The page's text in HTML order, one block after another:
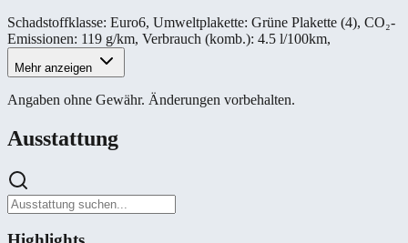
Schadstoffklasse: Euro6, Umweltplakette: Grüne Plakette (4), CO₂-
Emissionen: 119 g/km, Verbrauch (komb.): 4.5 l/100km,
Mehr anzeigen
Angaben ohne Gewähr. Änderungen vorbehalten.
Ausstattung